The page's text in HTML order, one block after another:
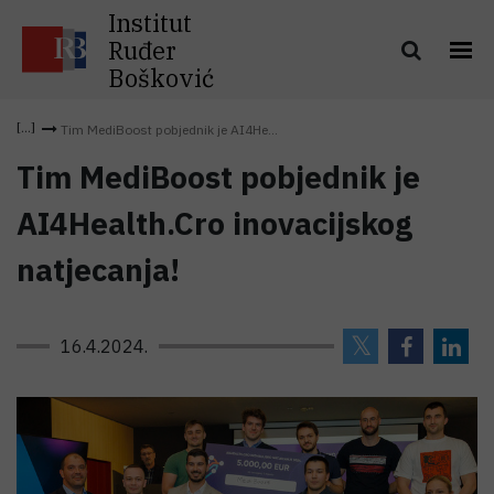
Institut
Ruđer
Bošković
Tim MediBoost pobjednik je AI4He...
Tim MediBoost pobjednik je
AI4Health.Cro inovacijskog
natjecanja!
16.4.2024.